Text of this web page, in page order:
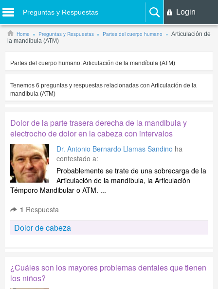
Preguntas y Respuestas Login
Home Preguntas y Respuestas Partes del cuerpo humano
Articulación de
la mandíbula (ATM)
Partes del cuerpo humano:Articulación de la mandíbula (ATM)
Tenemos 6 preguntas y respuestas relacionadas con Articulación de la
mandíbula (ATM)
Dolor de la parte trasera derecha de la mandibula y
electrocho de dolor en la cabeza con intervalos
Dr. Antonio Bernardo Llamas Sandino ha
contestado a:
Probablemente se trate de una sobrecarga de la
Articulación de la mandíbula, la Articulación
Témporo Mandibular o ATM. ...
1 Respuesta
Dolor de cabeza
¿Cuáles son los mayores problemas dentales que tienen
los niños?